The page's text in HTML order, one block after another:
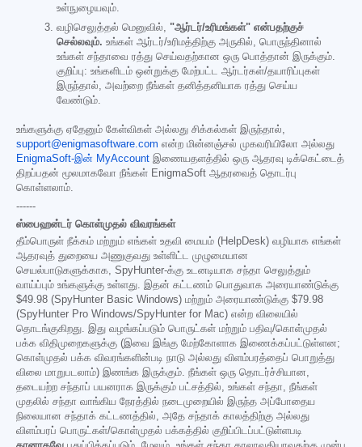
உள்நுழையவும்.
வழிசெலுத்தல் மெனுவில், "ஆர்டர்/உரிமங்கள்" என்பதற்குச்
செல்லவும். உங்கள் ஆர்டர்/உரிமத்திற்கு அருகில், பொருந்தினால்
உங்கள் சந்தாவை ரத்து செய்வதற்கான ஒரு பொத்தான் இருக்கும்.
குறிப்பு: உங்களிடம் ஒன்றுக்கு மேற்பட்ட ஆர்டர்கள்/தயாரிப்புகள்
இருந்தால், அவற்றை நீங்கள் தனித்தனியாக ரத்து செய்ய
வேண்டும்.
உங்களுக்கு ஏதேனும் கேள்விகள் அல்லது சிக்கல்கள் இருந்தால்,
support@enigmasoftware.com என்ற மின்னஞ்சல் முகவரியிலோ அல்லது
EnigmaSoft-இன் MyAccount இணையதளத்தில் ஒரு ஆதரவு டிக்கெட்டைத்
திறப்பதன் மூலமாகவோ நீங்கள் EnigmaSoft ஆதரவைத் தொடர்பு
கொள்ளலாம்.
------
ஸ்பைஹன்டர் கொள்முதல் விவரங்கள்
தீம்பொருள் நீக்கம் மற்றும் எங்கள் உதவி மையம் (HelpDesk) வழியாக எங்கள்
ஆதரவுத் துறையை அணுகுவது உள்ளிட்ட முழுமையான
செயல்பாடுகளுக்காக, SpyHunter-க்கு உடனடியாக சந்தா செலுத்தும்
வாய்ப்பும் உங்களுக்கு உள்ளது. இதன் கட்டணம் பொதுவாக அரையாண்டுக்கு
$49.98 (SpyHunter Basic Windows) மற்றும் அரையாண்டுக்கு $79.98
(SpyHunter Pro Windows/SpyHunter for Mac) என்ற விலையில்
தொடங்குகிறது. இது வழங்கப்படும் பொருட்கள் மற்றும் பதிவு/கொள்முதல்
பக்க விதிமுறைகளுக்கு (இவை இங்கு மேற்கோளாக இணைக்கப்பட்டுள்ளன;
கொள்முதல் பக்க விவரங்களின்படி நாடு அல்லது விளம்பரத்தைப் பொறுத்து
விலை மாறுபடலாம்) இணங்க இருக்கும். நீங்கள் ஒரு தொடர்ச்சியான,
தடையற்ற சந்தாப் பயனராக இருக்கும் பட்சத்தில், உங்கள் சந்தா, நீங்கள்
முதலில் சந்தா வாங்கிய நேரத்தில் நடைமுறையில் இருந்த அப்போதைய
நிலையான சந்தாக் கட்டணத்தில், அதே சந்தாக் காலத்திற்கு அல்லது
விளம்பரப் பொருட்கள்/கொள்முதல் பக்கத்தில் குறிப்பிடப்பட்டுள்ளபடி